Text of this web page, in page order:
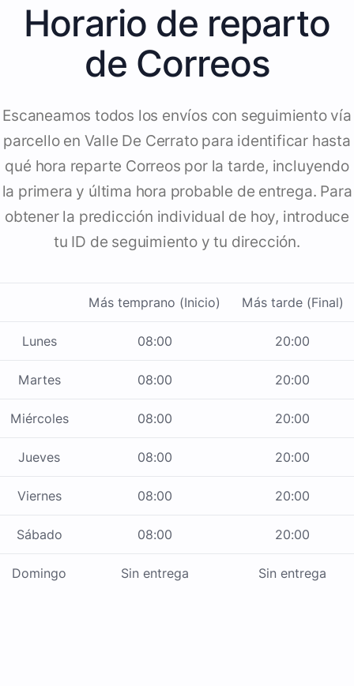
Horario de reparto
de Correos
Escaneamos todos los envíos con seguimiento vía
parcello en Valle De Cerrato para identificar hasta
qué hora reparte Correos por la tarde, incluyendo
la primera y última hora probable de entrega. Para
obtener la predicción individual de hoy, introduce
tu ID de seguimiento y tu dirección.
Más temprano (Inicio) Más tarde (Final)
Lunes 08:00 20:00
Martes 08:00 20:00
Miércoles 08:00 20:00
Jueves 08:00 20:00
Viernes 08:00 20:00
Sábado 08:00 20:00
Domingo Sin entrega Sin entrega